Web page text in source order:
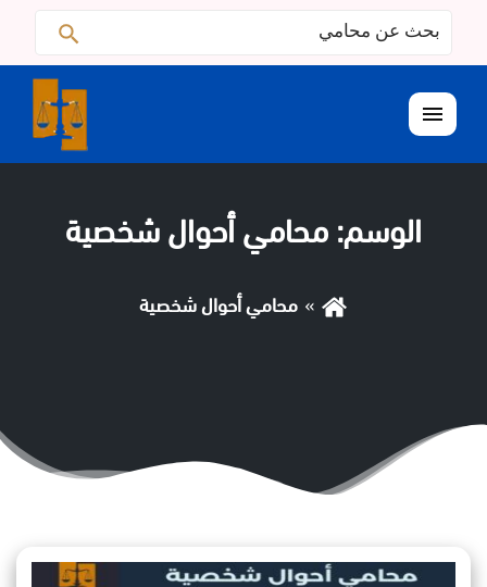
البحث
عن:
القائمة
الوسم: محامي أحوال شخصية
محامي أحوال شخصية